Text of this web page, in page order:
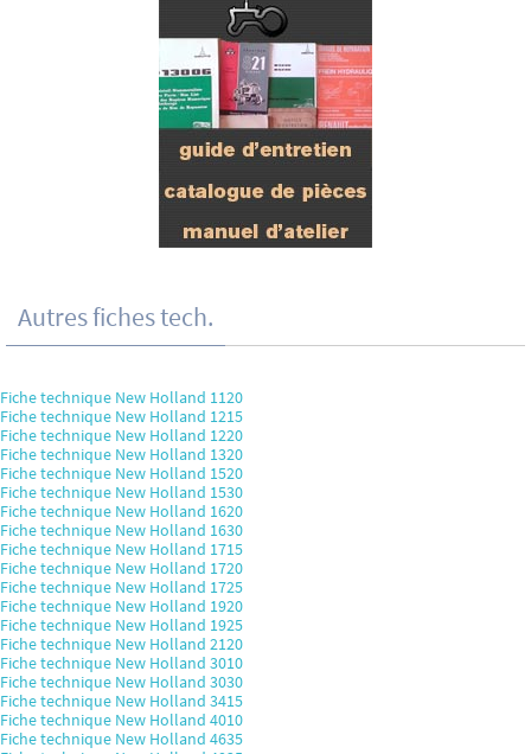
Autres fiches tech.
Fiche technique New Holland 1120
Fiche technique New Holland 1215
Fiche technique New Holland 1220
Fiche technique New Holland 1320
Fiche technique New Holland 1520
Fiche technique New Holland 1530
Fiche technique New Holland 1620
Fiche technique New Holland 1630
Fiche technique New Holland 1715
Fiche technique New Holland 1720
Fiche technique New Holland 1725
Fiche technique New Holland 1920
Fiche technique New Holland 1925
Fiche technique New Holland 2120
Fiche technique New Holland 3010
Fiche technique New Holland 3030
Fiche technique New Holland 3415
Fiche technique New Holland 4010
Fiche technique New Holland 4635